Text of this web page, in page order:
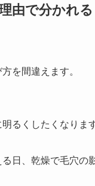
由で分かれる
を間違えます。
るくしたくなります
日、乾燥で毛穴の